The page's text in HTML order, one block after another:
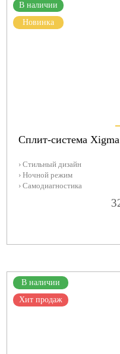
В наличии
Новинка
Сплит-система
› Стильный дизайн
› Ночной режим
› Самодиагностика
В наличии
Хит продаж